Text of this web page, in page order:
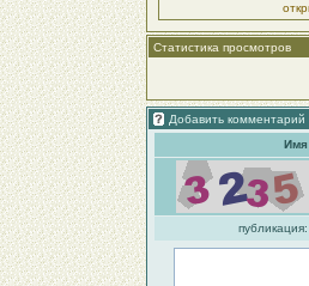
Статистика просмотров
Добавить комментарий
Имя
публикация: